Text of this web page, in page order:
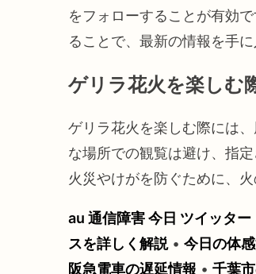
をフォローすることが有効
ることで、最新の情報を手
ゲリラ花火を楽しむ
ゲリラ花火を楽しむ際には
な場所での観覧は避け、指
火災やけがを防ぐために、
au 通信障害 今日 ツイッター
スを詳しく解説• 今日の体
阪急電車の遅延情報 • 千葉